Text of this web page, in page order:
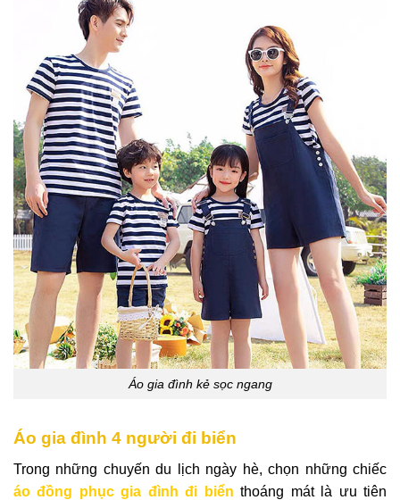
Áo gia đình kẻ sọc ngang
Áo gia đình 4 người đi biển
Trong những chuyến du lịch ngày hè, chọn những chiếc
áo đồng phục gia đình đi biểnthoáng mát là ưu tiên